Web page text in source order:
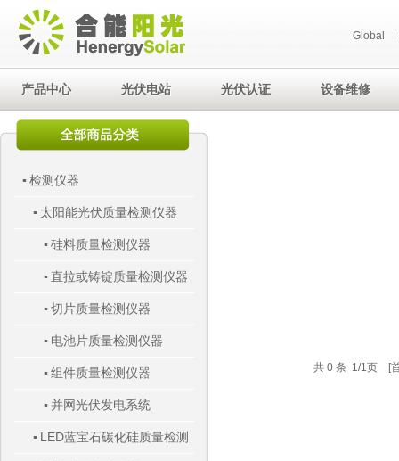
Global
产品中心 光伏电站 光伏认证 设备维修
▪ 检测仪器
▪ 太阳能光伏质量检测仪器
▪ 硅料质量检测仪器
▪ 直拉或铸锭质量检测仪器
▪ 切片质量检测仪器
▪ 电池片质量检测仪器
▪ 组件质量检测仪器
▪ 并网光伏发电系统
▪ LED蓝宝石碳化硅质量检测
共 0 条 1/1页 [